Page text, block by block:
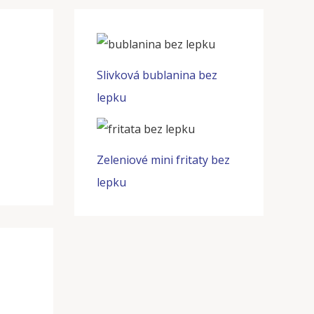
Slivková bublanina bez
lepku
Zeleniové mini fritaty bez
lepku